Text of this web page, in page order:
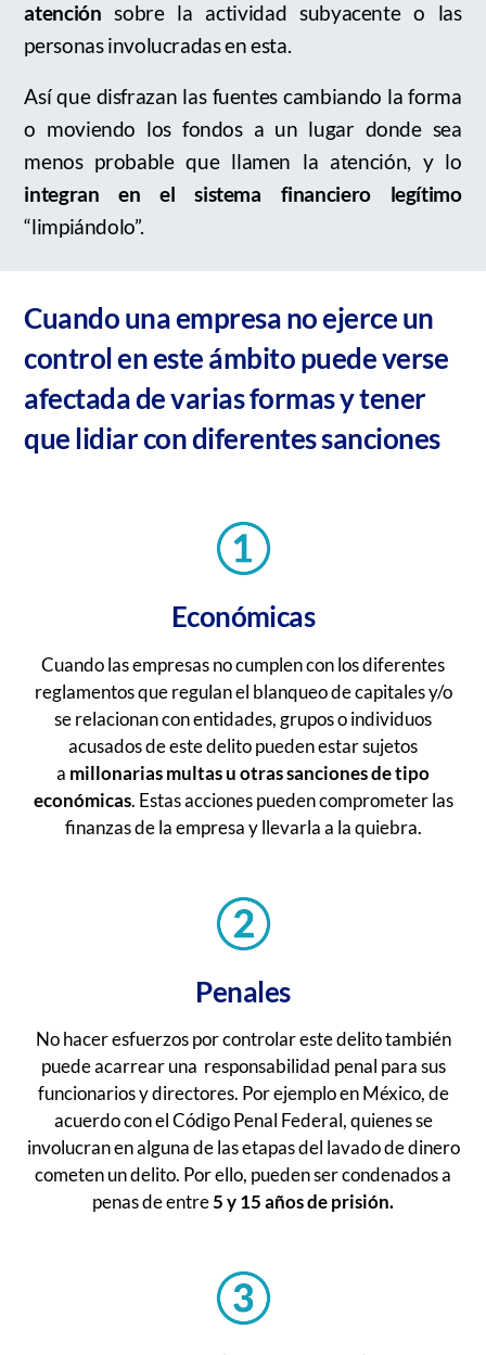
atenciónsobre la actividad subyacente o las
personas involucradas en esta.
Así que disfrazan las fuentes cambiando la forma
o moviendo los fondos a un lugar donde sea
menos probable que llamen la atención, y lo
integran en el sistema financiero legítimo
“limpiándolo”.
Cuando una empresa no ejerce un
control en este ámbito puede verse
afectada de varias formas y tener
que lidiar con diferentes sanciones
Económicas
Cuando las empresas no cumplen con los diferentes
reglamentos que regulan el blanqueo de capitales y/o
se relacionan con entidades, grupos o individuos
acusados de este delito pueden estar sujetos
a millonarias multas u otras sanciones de tipo
económicas. Estas acciones pueden comprometer las
finanzas de la empresa y llevarla a la quiebra.
Penales
No hacer esfuerzos por controlar este delito también
puede acarrear una responsabilidad penal para sus
funcionarios y directores. Por ejemplo en México, de
acuerdo con el Código Penal Federal, quienes se
involucran en alguna de las etapas del lavado de dinero
cometen un delito. Por ello, pueden ser condenados a
penas de entre5 y 15 años de prisión.